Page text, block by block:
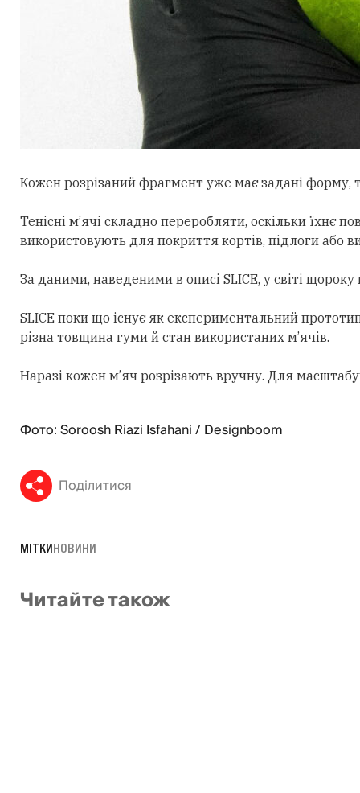
Кожен розрізаний фрагмент уже має задані форму,
Тенісні м’ячі складно переробляти, оскільки їхнє
використовують для покриття кортів, підлоги або
За даними, наведеними в описі SLICE, у світі
SLICE поки що існує як експериментальний
різна товщина гуми й стан використаних м’ячів.
Наразі кожен м’яч розрізають вручну. Для
Фото: Soroosh Riazi Isfahani / Designboom
Поділитися
МІТКИНОВИНИ
Читайте також